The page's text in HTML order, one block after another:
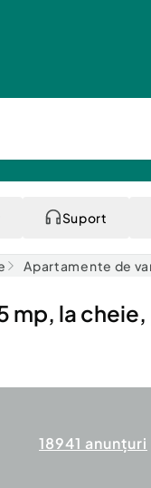
Suport
Apartamente de
la
18941 anunțuri